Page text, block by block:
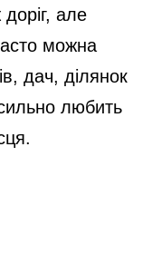
але
можна
дач, ділянок
любить